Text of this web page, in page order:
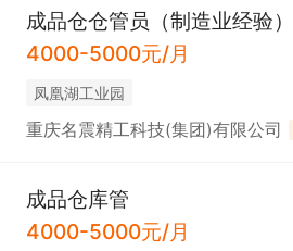
成品仓仓管员（制造业经验）
4000-5000元/月
凤凰湖工业园
重庆名震精工科技(集团)有限公司
成品仓库管
4000-5000元/月